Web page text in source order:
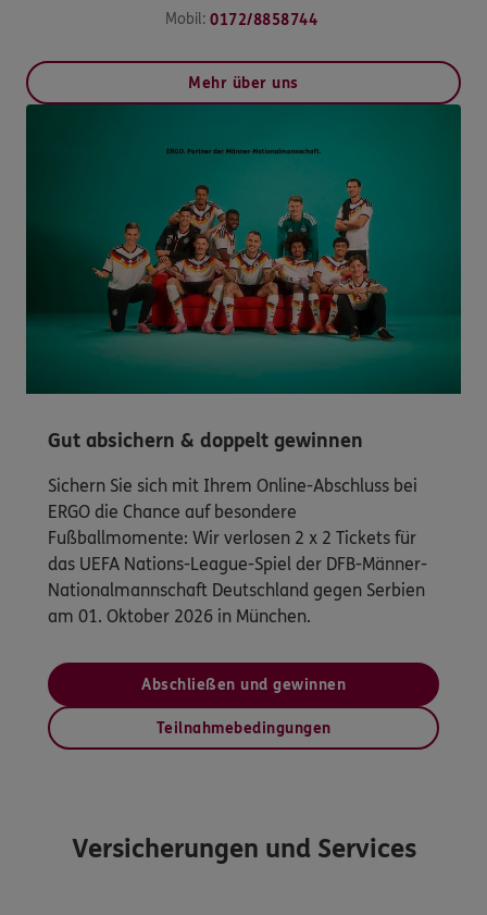
Mobil: 0172/8858744
Mehr über uns
Gut absichern & doppelt gewinnen
Sichern Sie sich mit Ihrem Online-Abschluss bei
ERGO die Chance auf besondere
Fußballmomente: Wir verlosen 2 x 2 Tickets für
das UEFA Nations-League-Spiel der DFB-Männer-
Nationalmannschaft Deutschland gegen Serbien
am 01. Oktober 2026 in München.
Abschließen und gewinnen
Teilnahmebedingungen
Versicherungen und Services